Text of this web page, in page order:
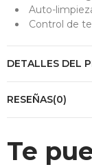
Auto-
Control de
DETALLES DEL
RESEÑAS(0)
Te